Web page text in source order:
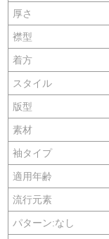
厚さ
襟型
着方
スタイル
版型
素材
袖タイプ
適用年齢
流行元素
パターン:なし